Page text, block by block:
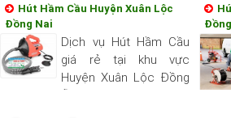
vụ quý khách nhanh và đảm bảo uy
tín, chất lượng hài long quý khách...
quý
tín,
Hút Hầm Cầu Huyện Xuân Lộc
Đồng Nai
Dịch vụ Hút Hầm Cầu
giá rẻ tại khu vực
Huyện Xuân Lộc Đồng